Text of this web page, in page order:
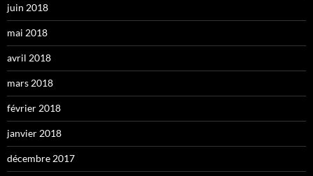
juin 2018
mai 2018
avril 2018
mars 2018
février 2018
janvier 2018
décembre 2017